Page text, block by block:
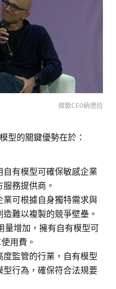
微軟CEO納德拉
型的關鍵優勢在於：
自有模型可確保敏感企業
務提供商。
業可根據自身獨特需求與
難以複製的競爭壁壘。
量增加，擁有自有模型可
用費。
度監管的行業，自有模型
行為，確保符合法規要